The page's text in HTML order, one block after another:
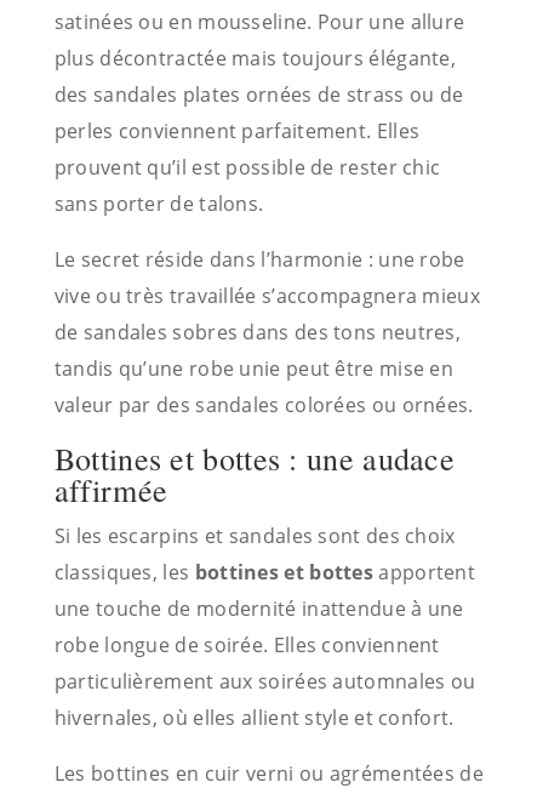
satinées ou en mousseline. Pour une allure
plus décontractée mais toujours élégante,
des sandales plates ornées de strass ou de
perles conviennent parfaitement. Elles
prouvent qu’il est possible de rester chic
sans porter de talons.
Le secret réside dans l’harmonie : une robe
vive ou très travaillée s’accompagnera mieux
de sandales sobres dans des tons neutres,
tandis qu’une robe unie peut être mise en
valeur par des sandales colorées ou ornées.
Bottines et bottes : une audace
affirmée
Si les escarpins et sandales sont des choix
classiques, les bottines et bottesapportent
une touche de modernité inattendue à une
robe longue de soirée. Elles conviennent
particulièrement aux soirées automnales ou
hivernales, où elles allient style et confort.
Les bottines en cuir verni ou agrémentées de